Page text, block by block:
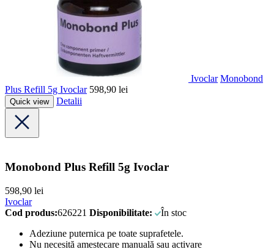
Ivoclar Monobond
Plus Refill 5g Ivoclar 598,90 lei
Quick view Detalii
Monobond Plus Refill 5g Ivoclar
598,90 lei
Ivoclar
Cod produs:626221 Disponibilitate:
În stoc
Adeziune puternica pe toate suprafetele.
Nu necesită amestecare manuală sau activare